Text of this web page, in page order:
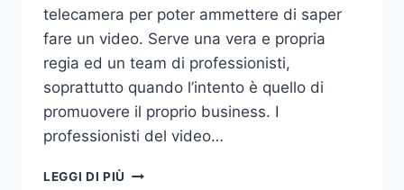
telecamera per poter ammettere di saper
fare un video. Serve una vera e propria
regia ed un team di professionisti,
soprattutto quando l’intento è quello di
promuovere il proprio business. I
professionisti del video…
LEGGI DI PIÙ